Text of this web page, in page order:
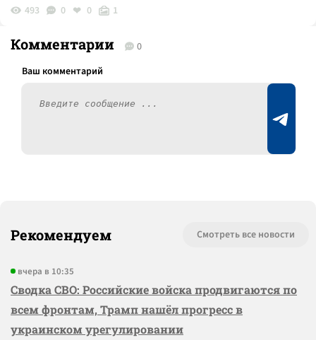
493 0 0 1
Комментарии 0
Рекомендуем Смотреть все новости
вчера в 10:35
Сводка СВО: Российские войска продвигаются по
всем фронтам, Трамп нашёл прогресс в
украинском урегулировании